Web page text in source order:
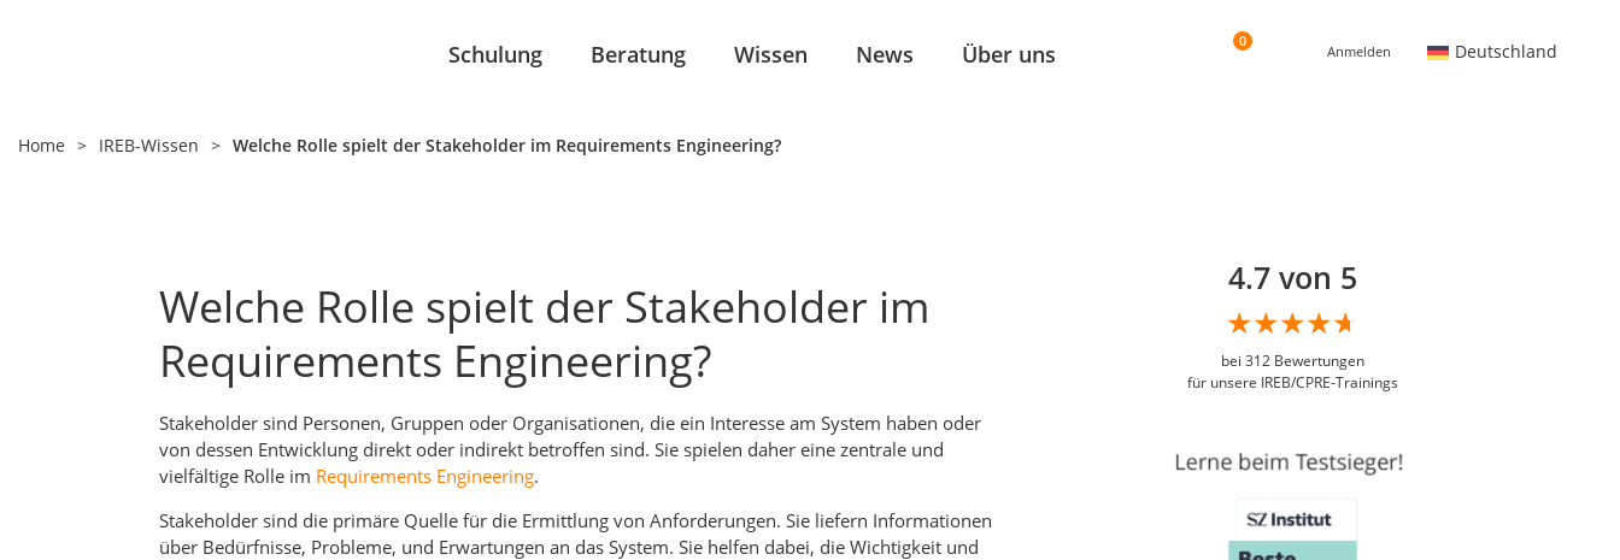
0
Anmelden Deutschland
Schulung Beratung Wissen News Über uns
Home > IREB-Wissen > Welche Rolle spielt der Stakeholder im Requirements Engineering?
Welche Rolle spielt der Stakeholder im
Requirements Engineering?
Stakeholder sind Personen, Gruppen oder Organisationen, die ein Interesse am System haben oder
von dessen Entwicklung direkt oder indirekt betroffen sind. Sie spielen daher eine zentrale und
vielfältige Rolle im Requirements Engineering.
Stakeholder sind die primäre Quelle für die Ermittlung von Anforderungen. Sie liefern Informationen
über Bedürfnisse, Probleme, und Erwartungen an das System. Sie helfen dabei, die Wichtigkeit und
4.7 von 5
bei 312Bewertungen
für unsere IREB/CPRE-Trainings